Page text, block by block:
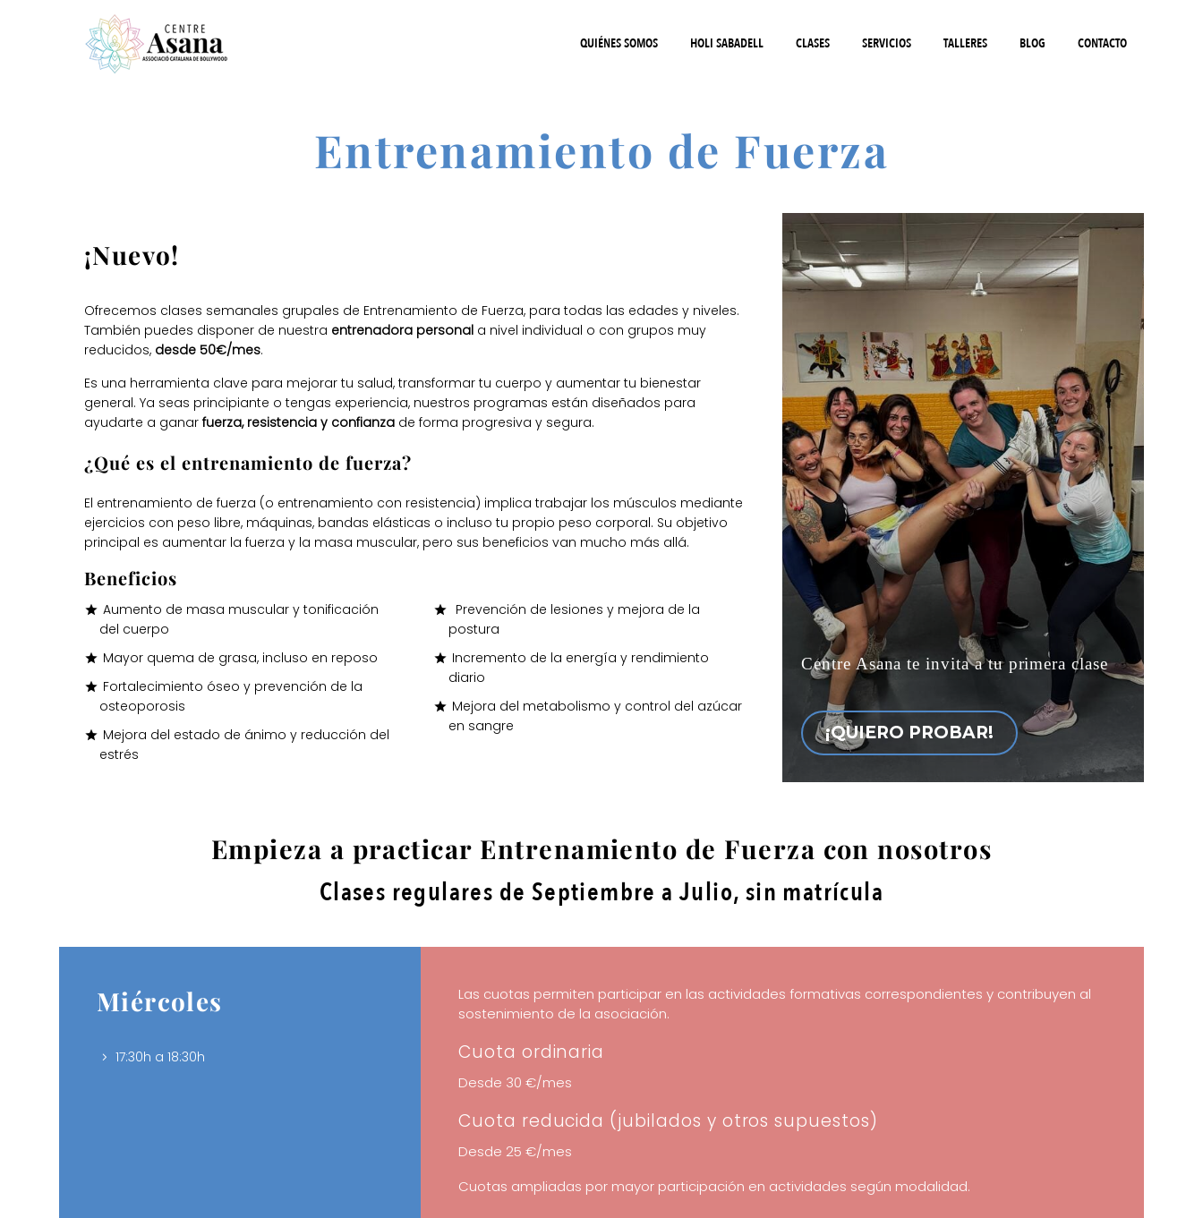
QUIÉNES SOMOS HOLI SABADELL CLASES SERVICIOS TALLERES BLOG CONTACTO
Entrenamiento de Fuerza
¡Nuevo!
Ofrecemos clases semanales grupales de Entrenamiento de Fuerza, para todas las edades y niveles.
También puedes disponer de nuestra entrenadora personal a nivel individual o con grupos muy
reducidos, desde 50€/mes.
Es una herramienta clave para mejorar tu salud, transformar tu cuerpo y aumentar tu bienestar
general. Ya seas principiante o tengas experiencia, nuestros programas están diseñados para
ayudarte a ganar fuerza, resistencia y confianza de forma progresiva y segura.
¿Qué es el entrenamiento de fuerza?
El entrenamiento de fuerza (o entrenamiento con resistencia) implica trabajar los músculos mediante
ejercicios con peso libre, máquinas, bandas elásticas o incluso tu propio peso corporal. Su objetivo
principal es aumentar la fuerza y la masa muscular, pero sus beneficios van mucho más allá.
Beneficios
Aumento de masa muscular y tonificación
del cuerpo
Mayor quema de grasa, incluso en reposo
Fortalecimiento óseo y prevención de la
osteoporosis
Mejora del estado de ánimo y reducción del
estrés
Prevención de lesiones y mejora de la
postura
Incremento de la energía y rendimiento
diario
Mejora del metabolismo y control del azúcar
en sangre
Centre Asana te invita a tu primera clase
¡QUIERO PROBAR!
Empieza a practicar Entrenamiento de Fuerza con nosotros
Clases regulares de Septiembre a Julio, sin matrícula
Miércoles
17:30h a 18:30h
Las cuotas permiten participar en las actividades formativas correspondientes y contribuyen al
sostenimiento de la asociación.
Cuota ordinaria
Desde 30 €/mes
Cuota reducida (jubilados y otros supuestos)
Desde 25 €/mes
Cuotas ampliadas por mayor participación en actividades según modalidad.